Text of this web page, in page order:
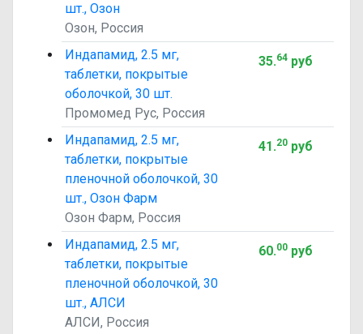
шт., Озон
Озон, Россия
Индапамид, 2.5 мг,
таблетки, покрытые
оболочкой, 30 шт.
Промомед Рус, Россия
35.64руб
Индапамид, 2.5 мг,
таблетки, покрытые
пленочной оболочкой, 30
шт., Озон Фарм
Озон Фарм, Россия
41.20руб
Индапамид, 2.5 мг,
таблетки, покрытые
пленочной оболочкой, 30
шт., АЛСИ
АЛСИ, Россия
60.00руб